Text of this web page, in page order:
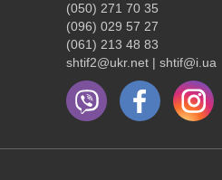
(050) 271 70 35
(096) 029 57 27
(061) 213 48 83
shtif2@ukr.net | shtif@i.ua